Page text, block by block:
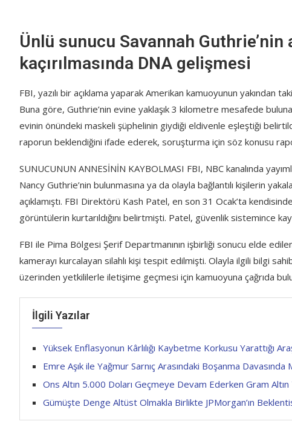
Ünlü sunucu Savannah Guthrie’nin
kaçırılmasında DNA gelişmesi
FBI, yazılı bir açıklama yaparak Amerikan kamuoyunun yakından
Buna göre, Guthrie’nin evine yaklaşık 3 kilometre mesafede
evinin önündeki maskeli şüphelinin giydiği eldivenle eşleştiği
raporun beklendiğini ifade ederek, soruşturma için söz konusu
SUNUCUNUN ANNESİNİN KAYBOLMASI FBI, NBC kanalında
Nancy Guthrie’nin bulunmasına ya da olayla bağlantılı kişilerin
açıklamıştı. FBI Direktörü Kash Patel, en son 31 Ocak’ta
görüntülerin kurtarıldığını belirtmişti. Patel, güvenlik sistemince
FBI ile Pima Bölgesi Şerif Departmanının işbirliği sonucu elde
kamerayı kurcalayan silahlı kişi tespit edilmişti. Olayla ilgili bilgi
üzerinden yetkililerle iletişime geçmesi için kamuoyuna çağrıda
İlgili Yazılar
Yüksek Enflasyonun Kârlılığı Kaybetme Korkusu Yarattığı
Emre Aşık ile Yağmur Sarnıç Arasındaki Boşanma Davasında
Ons Altın 5.000 Doları Geçmeye Devam Ederken Gram
Gümüşte Denge Altüst Olmakla Birlikte JPMorgan’ın